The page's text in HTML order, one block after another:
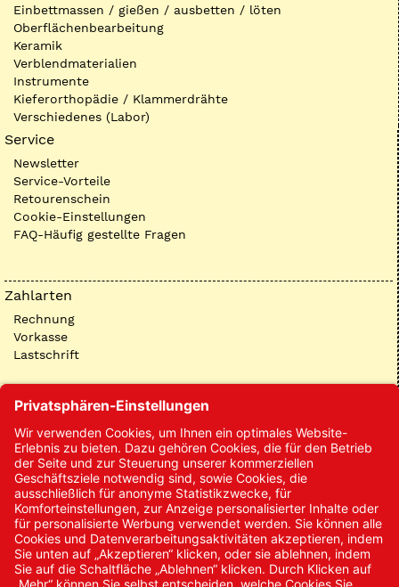
Einbettmassen / gießen / ausbetten / löten
Oberflächenbearbeitung
Keramik
Verblendmaterialien
Instrumente
Kieferorthopädie / Klammerdrähte
Verschiedenes (Labor)
Service
Newsletter
Service-Vorteile
Retourenschein
Cookie-Einstellungen
FAQ-Häufig gestellte Fragen
Zahlarten
Rechnung
Vorkasse
Lastschrift
Kontakt
Kontakt/Anfrage
Neukundenanmeldung
Kennwort vergessen